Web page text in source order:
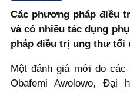
Các phương pháp điều
và có nhiều tác dụng
pháp điều trị ung thư tối
Một đánh giá mới do
Obafemi Awolowo, Đại